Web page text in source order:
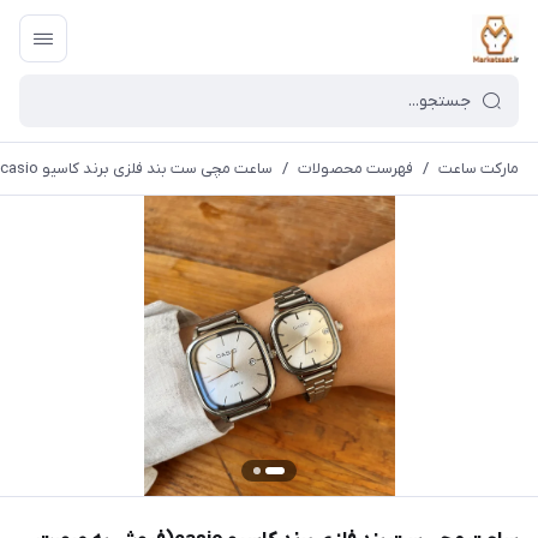
مارکت ساعت / فهرست محصولات / ساعت مچی ست بند فلزی برند کاسیو casio(فروش به صورت تک وست)